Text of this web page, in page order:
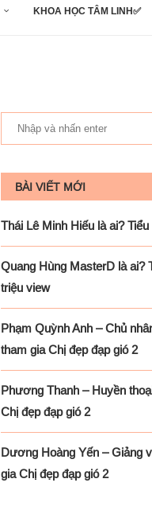
KHOA HỌC TÂM LINH✅
BÀI VIẾT MỚI
Thái Lê Minh Hiếu là ai?
Quang Hùng MasterD là ai?
triệu view
Phạm Quỳnh Anh – Chủ
tham gia Chị đẹp đạp gió 2
Phương Thanh – Huyền
Chị đẹp đạp gió 2
Dương Hoàng Yến – Giảng
gia Chị đẹp đạp gió 2